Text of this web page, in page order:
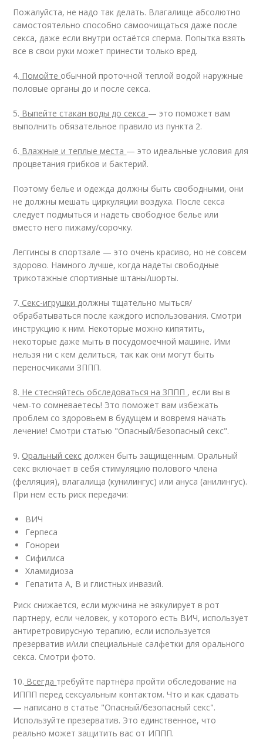
Пожалуйста, не надо так делать. Влагалище абсолютно
самостоятельно способно самоочищаться даже после
секса, даже если внутри остаётся сперма. Попытка взять
все в свои руки может принести только вред.
4. Помойте обычной проточной теплой водой наружные
половые органы до и после секса.
5. Выпейте стакан воды до секса — это поможет вам
выполнить обязательное правило из пункта 2.
6. Влажные и теплые места — это идеальные условия для
процветания грибков и бактерий.
Поэтому белье и одежда должны быть свободными, они
не должны мешать циркуляции воздуха. После секса
следует подмыться и надеть свободное белье или
вместо него пижаму/сорочку.
Леггинсы в спортзале — это очень красиво, но не совсем
здорово. Намного лучше, когда надеты свободные
трикотажные спортивные штаны/шорты.
7. Секс-игрушки должны тщательно мыться/
обрабатываться после каждого использования. Смотри
инструкцию к ним. Некоторые можно кипятить,
некоторые даже мыть в посудомоечной машине. Ими
нельзя ни с кем делиться, так как они могут быть
переносчиками ЗППП.
8. Не стесняйтесь обследоваться на ЗППП , если вы в
чем-то сомневаетесь! Это поможет вам избежать
проблем со здоровьем в будущем и вовремя начать
лечение! Смотри статью "Опасный/безопасный секс".
9. Оральный секс должен быть защищенным. Оральный
секс включает в себя стимуляцию полового члена
(фелляция), влагалища (кунилингус) или ануса (анилингус).
При нем есть риск передачи:
ВИЧ
Герпеса
Гонореи
Сифилиса
Хламидиоза
Гепатита А, В и глистных инвазий.
Риск снижается, если мужчина не эякулирует в рот
партнеру, если человек, у которого есть ВИЧ, использует
антиретровирусную терапию, если используется
презерватив и/или специальные салфетки для орального
секса. Смотри фото.
10. Всегда требуйте партнёра пройти обследование на
ИППП перед сексуальным контактом. Что и как сдавать
— написано в статье "Опасный/безопасный секс".
Используйте презерватив. Это единственное, что
реально может защитить вас от ИППП.